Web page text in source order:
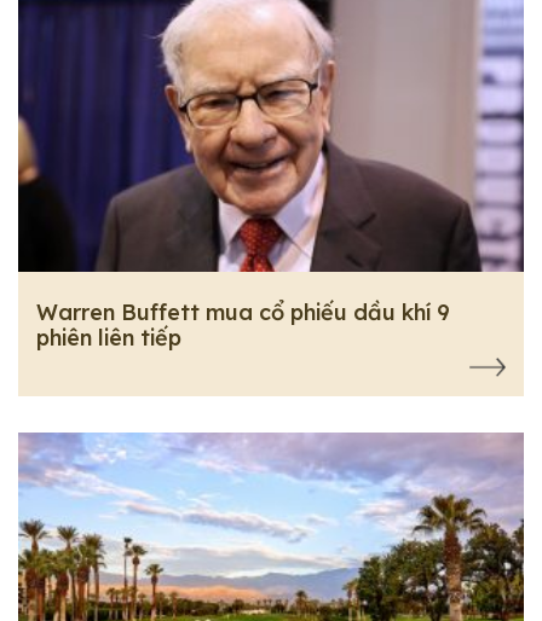
Warren Buffett mua cổ phiếu dầu khí 9
phiên liên tiếp